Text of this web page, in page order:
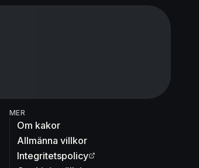
MER
Om kakor
Allmänna villkor
Integritetspolicy